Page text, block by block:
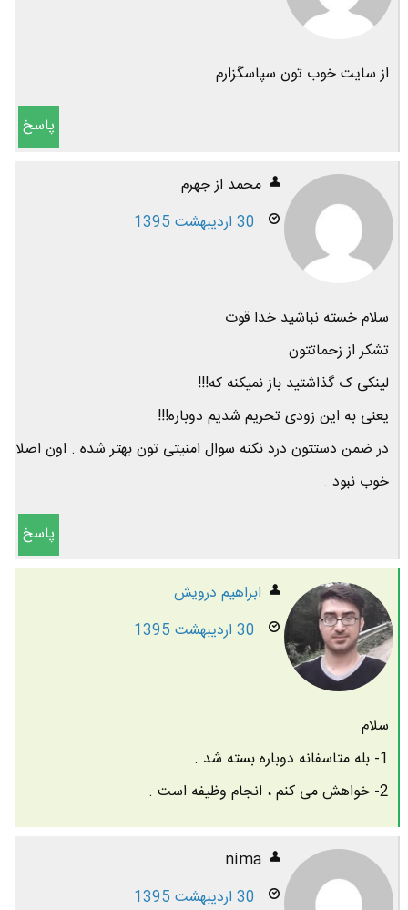
از سایت خوب تون سپاسگزارم
پاسخ
محمد از جهرم
30 اردیبهشت 1395
سلام خسته نباشید خدا قوت
تشکر از زحماتتون
لینکی ک گذاشتید باز نمیکنه که!!!
یعنی به این زودی تحریم شدیم دوباره!!!
در ضمن دستتون درد نکنه سوال امنیتی تون بهتر شده . اون اصلا
خوب نبود .
پاسخ
ابراهیم درویش
30 اردیبهشت 1395
سلام
1- بله متاسفانه دوباره بسته شد .
2- خواهش می کنم ، انجام وظیفه است .
nima
30 اردیبهشت 1395